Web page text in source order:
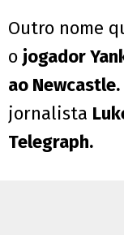
Outro nome
o jogador
ao Newcastle.
jornalista
Telegraph.